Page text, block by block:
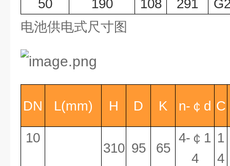
50
190 108 291
电池供电式尺寸图
DN L(mm) H D K n- ￠ d C
10
310 95 65
4- ￠ 1
4
1
4